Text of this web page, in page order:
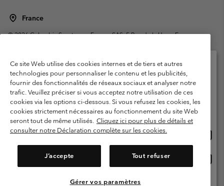
France
©2026Columbia Sportswear Europe SAS. 5 Rue de la Haye, Espace
Garanties Légales
Politique de confidentialité
Conditions d'utilisation - Membres
Conditions D'utilisation - Contenu généré par l'utilisateur
Impressum
Cookies
Public CBCR
Ce site Web utilise des cookies internes et de tiers et autres
technologies pour personnaliser le contenu et les publicités,
fournir des fonctionnalités de réseaux sociaux et analyser notre
trafic. Veuillez préciser si vous acceptez notre utilisation de ces
cookies via les options ci-dessous. Si vous refusez les cookies, les
cookies strictement nécessaires au fonctionnement du site Web
seront tout de même utilisés. Cliquez ici pour plus de détails et
consulter notre Déclaration complète sur les cookies.
J’accepte Tout refuser
Gérer vos paramètres
Veuillez sélectionner votre pays d’expédition et
votre langue
Achats en ligne disponibles
United States
ligne
France